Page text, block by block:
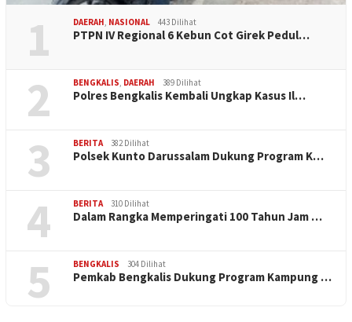
1 DAERAH, NASIONAL 443 Dilihat
PTPN IV Regional 6 Kebun Cot Girek Pedul…
2 BENGKALIS, DAERAH 389 Dilihat
Polres Bengkalis Kembali Ungkap Kasus Il…
3 BERITA 382 Dilihat
Polsek Kunto Darussalam Dukung Program K…
4 BERITA 310 Dilihat
Dalam Rangka Memperingati 100 Tahun Jam …
5 BENGKALIS 304 Dilihat
Pemkab Bengkalis Dukung Program Kampung …